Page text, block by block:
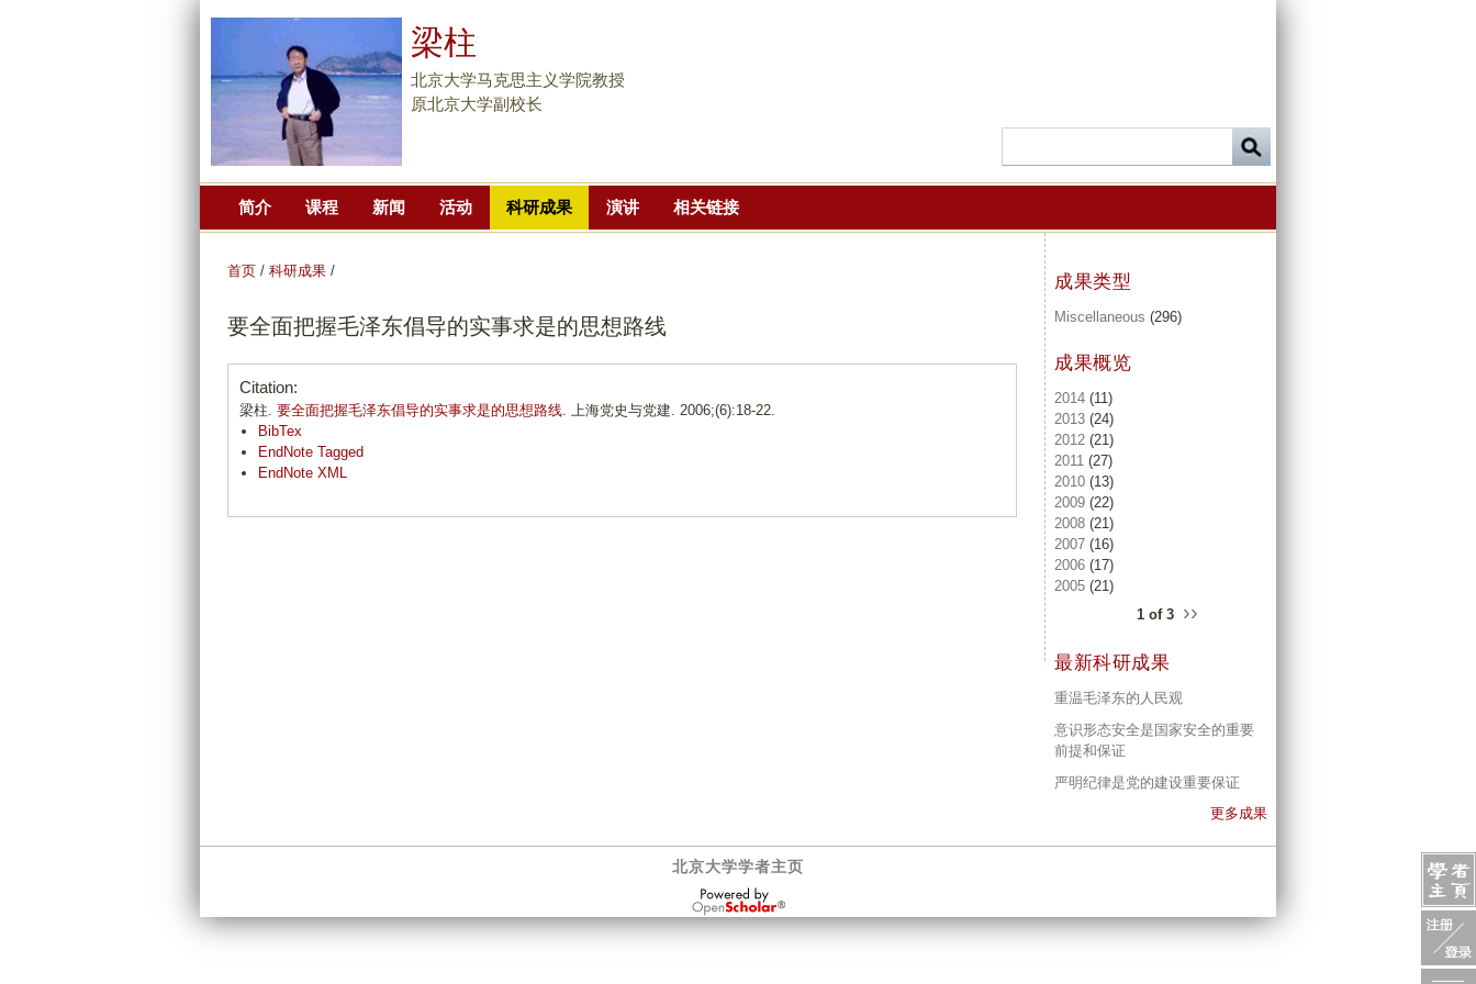
主
分
梁柱
北京大学马克思主义学院教授
原北京大学副校长
简介 课程 新闻 活动 科研成果 演讲 相关链接
首页 / 科研成果 /
要全面把握毛泽东倡导的实事求是的思想路线
Citation:
梁柱. 要全面把握毛泽东倡导的实事求是的思想路线. 上海党史与党建. 2006;(6):18-22.
BibTex
EndNote Tagged
EndNote XML
成果类型
Miscellaneous (296)
成果概览
2014 (11)
2013 (24)
2012 (21)
2011 (27)
2010 (13)
2009 (22)
2008 (21)
2007 (16)
2006 (17)
2005 (21)
1 of 3 ››
最新科研成果
重温毛泽东的人民观
意识形态安全是国家安全的重要
前提和保证
严明纪律是党的建设重要保证
更多成果
北京大学学者主页
OpenScholar